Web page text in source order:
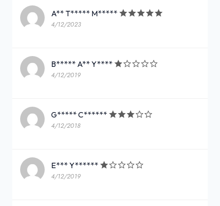
A** T***** M*****
4/12/2023
B***** A** Y****
4/12/2019
G***** C******
4/12/2018
E*** Y******
4/12/2019